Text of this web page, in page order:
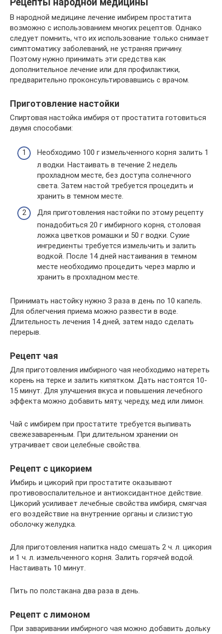
Рецепты народной медицины
В народной медицине лечение имбирем простатита
возможно с использованием многих рецептов. Однако
следует помнить, что их использование только снимает
симптоматику заболеваний, не устраняя причину.
Поэтому нужно принимать эти средства как
дополнительное лечение или для профилактики,
предварительно проконсультировавшись с врачом.
Приготовление настойки
Спиртовая настойка имбиря от простатита готовиться
двумя способами:
Необходимо 100 г измельченного корня залить 1
л водки. Настаивать в течение 2 недель
прохладном месте, без доступа солнечного
света. Затем настой требуется процедить и
хранить в темном месте.
Для приготовления настойки по этому рецепту
понадобиться 20 г имбирного корня, столовая
ложка цветков ромашки и 50 г водки. Сухие
ингредиенты требуется измельчить и залить
водкой. После 14 дней настаивания в темном
месте необходимо процедить через марлю и
хранить в прохладном месте.
Принимать настойку нужно 3 раза в день по 10 капель.
Для облегчения приема можно развести в воде.
Длительность лечения 14 дней, затем надо сделать
перерыв.
Рецепт чая
Для приготовления имбирного чая необходимо натереть
корень на терке и залить кипятком. Дать настоятся 10-
15 минут. Для улучшения вкуса и повышения лечебного
эффекта можно добавить мяту, череду, мед или лимон.
Чай с имбирем при простатите требуется выпивать
свежезаваренным. При длительном хранении он
утрачивает свои целебные свойства.
Рецепт с цикорием
Имбирь и цикорий при простатите оказывают
противовоспалительное и антиоксидантное действие.
Цикорий усиливает лечебные свойства имбиря, смягчая
его воздействие на внутренние органы и слизистую
оболочку желудка.
Для приготовления напитка надо смешать 2 ч. л. цикория
и 1 ч. л. измельченного корня. Залить горячей водой.
Настаивать 10 минут.
Пить по полстакана два раза в день.
Рецепт с лимоном
При заваривании имбирного чая можно добавить дольку